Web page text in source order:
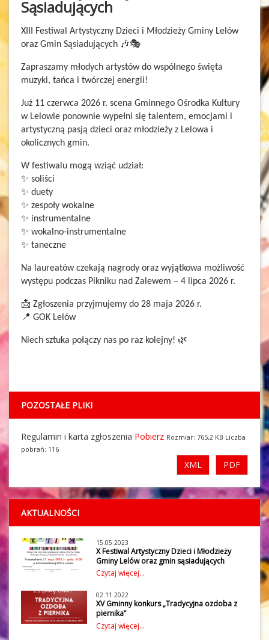
Sąsiadujących
XIII Festiwal Artystyczny Dzieci i Młodzieży Gminy Lelów
oraz Gmin Sąsiadujących 🎶🎭
Zapraszamy młodych artystów do wspólnego święta
muzyki, tańca i twórczej energii!
Już 11 czerwca 2026 r. scena Gminnego Ośrodka Kultury
w Lelowie ponownie wypełni się talentem, emocjami i
artystyczną pasją dzieci oraz młodzieży z Lelowa i
okolicznych gmin.
W festiwalu mogą wziąć udział:
✨ soliści
✨ duety
✨ zespoły wokalne
✨ instrumentalne
✨ wokalno-instrumentalne
✨ taneczne
Na laureatów czekają nagrody oraz wyjątkowa możliwość
występu podczas Pikniku nad Zalewem – 4 lipca 2026 r.
📩 Zgłoszenia przyjmujemy do 28 maja 2026 r.
📍 GOK Lelów
Niech sztuka połączy nas po raz kolejny! 🌿
POZOSTAŁE PLIKI
Regulamin i karta zgłoszenia Pobierz Rozmiar: 765,2 KB Liczba
pobrań: 116
PDF
XML
AKTUALNOŚCI
15.05.2023
X Festiwal Artystyczny Dzieci i Młodzieży
Gminy Lelów oraz gmin sąsiadujących
W czwartek 11 maja 2023 r. w Gminnym
Festiwal Artystyczny Dzieci i Młodzieży
Gminy Lelów oraz gmin sąsiadujących:
Gminy Irządze, Janów, Koniecpol,
Kroczyce, Niegowa, Przyrów i
Czytaj więcej...
02.11.2022
XV Gminny konkurs „Tradycyjna ozdoba z
piernika”
Gminny Ośrodek Kultury w Lelowie wraz z
wójtem Gminy Lelów już po raz XV
Czytaj więcej...